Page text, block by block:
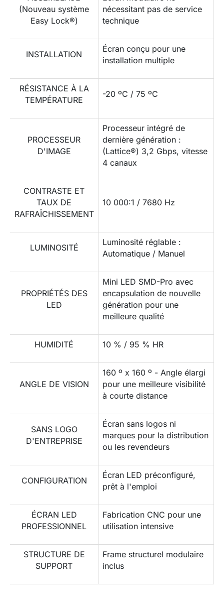
(Nouveau système
Easy Lock®)
nécessitant pas de service
technique
INSTALLATION
Écran conçu pour une
installation multiple
RÉSISTANCE À LA
TEMPÉRATURE
-20 ºC / 75 ºC
PROCESSEUR
D'IMAGE
Processeur intégré de
dernière génération :
(Lattice®) 3,2 Gbps, vitesse
4 canaux
CONTRASTE ET
TAUX DE
RAFRAÎCHISSEMENT
10 000:1 / 7680 Hz
LUMINOSITÉ
Luminosité réglable :
Automatique / Manuel
PROPRIÉTÉS DES
LED
Mini LED SMD-Pro avec
encapsulation de nouvelle
génération pour une
meilleure qualité
HUMIDITÉ 10 % / 95 % HR
ANGLE DE VISION
160 º x 160 º - Angle élargi
pour une meilleure visibilité
à courte distance
SANS LOGO
D'ENTREPRISE
Écran sans logos ni
marques pour la distribution
ou les revendeurs
CONFIGURATION
Écran LED préconfiguré,
prêt à l'emploi
ÉCRAN LED
PROFESSIONNEL
Fabrication CNC pour une
utilisation intensive
STRUCTURE DE
SUPPORT
Frame structurel modulaire
inclus